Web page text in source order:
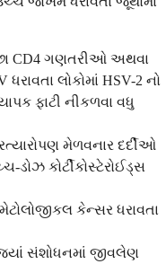
CD4 ગણતરીઓ અથવા
લોકોમાં HSV-2 નો
ફાટી નીકળવા વધુ
મેળવનાર દર્દીઓ
ડોઝ કોર્ટીકોસ્ટેરોઈડ્સ
કેન્સર ધરાવતા
જ્યાં સંશોધનમાં જીવલેણ